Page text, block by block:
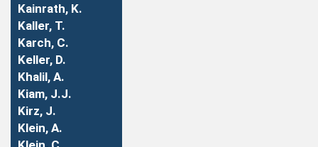
Kainrath, K.
Kaller, T.
Karch, C.
Keller, D.
Khalil, A.
Kiam, J.J.
Kirz, J.
Klein, A.